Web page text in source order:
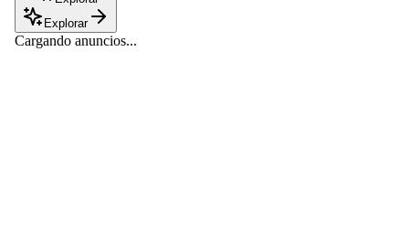
Explorar
Cargando anuncios...